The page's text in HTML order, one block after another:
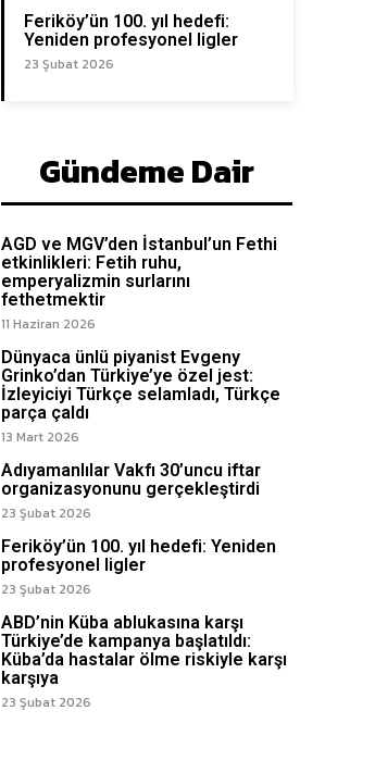
Feriköy’ün 100. yıl hedefi:
Yeniden profesyonel ligler
23 Şubat 2026
Gündeme Dair
AGD ve MGV’den İstanbul’un Fethi
etkinlikleri: Fetih ruhu,
emperyalizmin surlarını
fethetmektir
11 Haziran 2026
Dünyaca ünlü piyanist Evgeny
Grinko’dan Türkiye’ye özel jest:
İzleyiciyi Türkçe selamladı, Türkçe
parça çaldı
13 Mart 2026
Adıyamanlılar Vakfı 30’uncu iftar
organizasyonunu gerçekleştirdi
23 Şubat 2026
Feriköy’ün 100. yıl hedefi: Yeniden
profesyonel ligler
23 Şubat 2026
ABD’nin Küba ablukasına karşı
Türkiye’de kampanya başlatıldı:
Küba’da hastalar ölme riskiyle karşı
karşıya
23 Şubat 2026